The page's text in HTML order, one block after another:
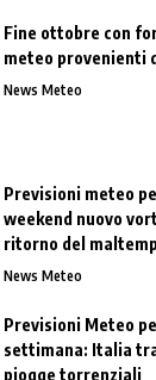
Fine ottobre con
meteo provenienti
News Meteo
Previsioni meteo
weekend nuovo
ritorno del
News Meteo
Previsioni Meteo
settimana: Italia
piogge torrenziali